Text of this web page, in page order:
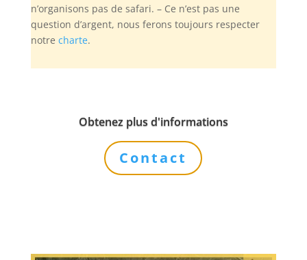
n’organisons pas de safari. – Ce n’est pas une
question d’argent, nous ferons toujours respecter
notre charte.
Obtenez plus d'informations
Contact